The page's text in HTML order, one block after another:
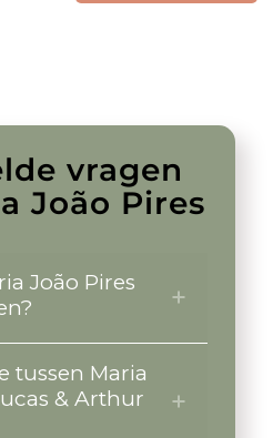
vragen
João Pires
João Pires
tussen Maria
& Arthur